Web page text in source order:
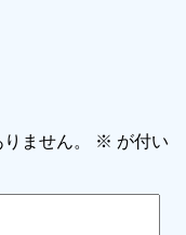
ません。 ※ が付い